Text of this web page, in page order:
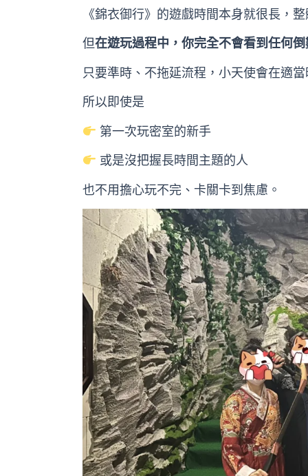
《錦衣御行》的遊戲時間本身就很長，
但在遊玩過程中，你完全不會看到任何
只要準時、不拖延流程，小天使會在適
所以即使是
第一次玩密室的新手
或是沒把握長時間主題的人
也不用擔心玩不完、卡關卡到焦慮。